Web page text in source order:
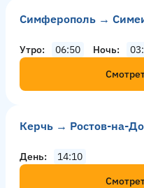
Симферополь →
Утро 06:50 Ночь
Керчь → Ростов-на-
День
14:10